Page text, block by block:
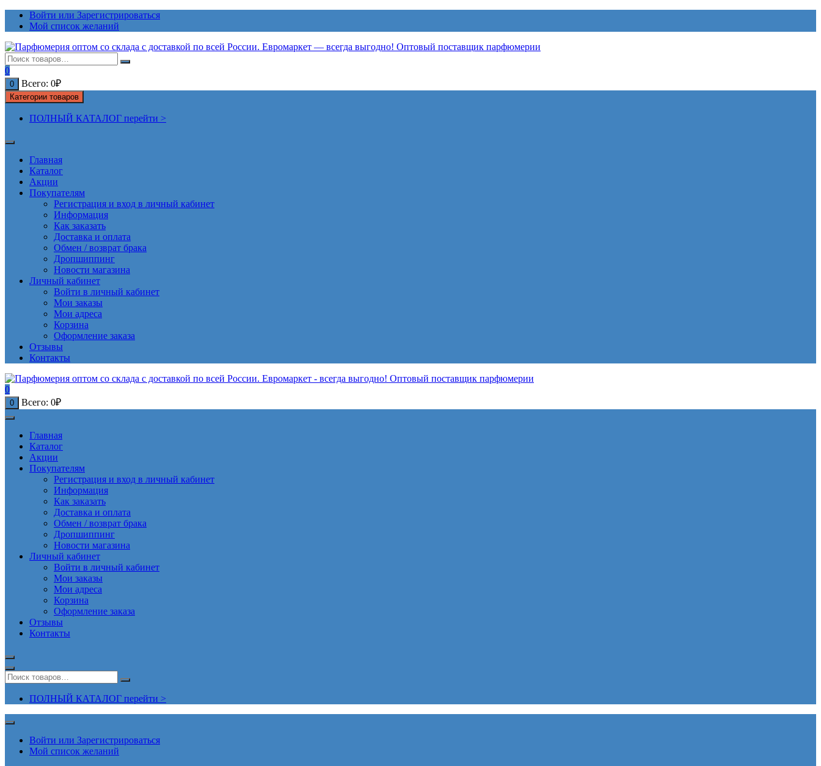
ПерейтиВойти или Зарегистрироваться
Мой список желаний
0
0 Всего: 0₽
Категории товаров
ПОЛНЫЙ КАТАЛОГ перейти >
Главная
Каталог
Акции
Покупателям
Регистрация и вход в личный кабинет
Информация
Как заказать
Доставка и оплата
Обмен / возврат брака
Дропшиппинг
Новости магазина
Личный кабинет
Войти в личный кабинет
Мои заказы
Мои адреса
Корзина
Оформление заказа
Отзывы
Контакты
0
0 Всего: 0₽
Главная
Каталог
Акции
Покупателям
Регистрация и вход в личный кабинет
Информация
Как заказать
Доставка и оплата
Обмен / возврат брака
Дропшиппинг
Новости магазина
Личный кабинет
Войти в личный кабинет
Мои заказы
Мои адреса
Корзина
Оформление заказа
Отзывы
Контакты
ПОЛНЫЙ КАТАЛОГ перейти >
Войти или Зарегистрироваться
Мой список желаний